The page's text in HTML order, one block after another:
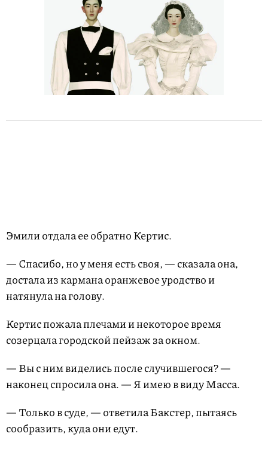
Эмили отдала ее обратно Кертис.
— Спасибо, но у меня есть своя, — сказала она,
достала из кармана оранжевое уродство и
натянула на голову.
Кертис пожала плечами и некоторое время
созерцала городской пейзаж за окном.
— Вы с ним виделись после случившегося? —
наконец спросила она. — Я имею в виду Масса.
— Только в суде, — ответила Бакстер, пытаясь
сообразить, куда они едут.